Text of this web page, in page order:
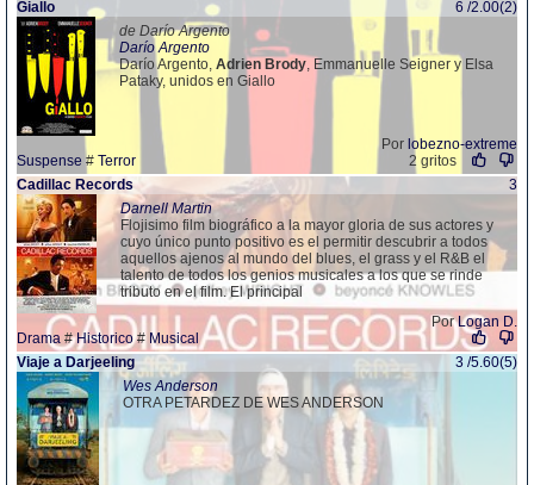
Giallo
6 /2.00(2)
de Darío Argento
Darío Argento
Darío Argento, Adrien Brody, Emmanuelle Seigner y Elsa
Pataky, unidos en Giallo
Por lobezno-extreme
Suspense # Terror
2 gritos
Cadillac Records
3
Darnell Martin
Flojisimo film biográfico a la mayor gloria de sus actores y
cuyo único punto positivo es el permitir descubrir a todos
aquellos ajenos al mundo del blues, el grass y el R&B el
talento de todos los genios musicales a los que se rinde
tributo en el film. El principal
PorLogan D.
Drama #Historico# Musical
Viaje a Darjeeling
3 /5.60(5)
Wes Anderson
OTRA PETARDEZ DE WES ANDERSON